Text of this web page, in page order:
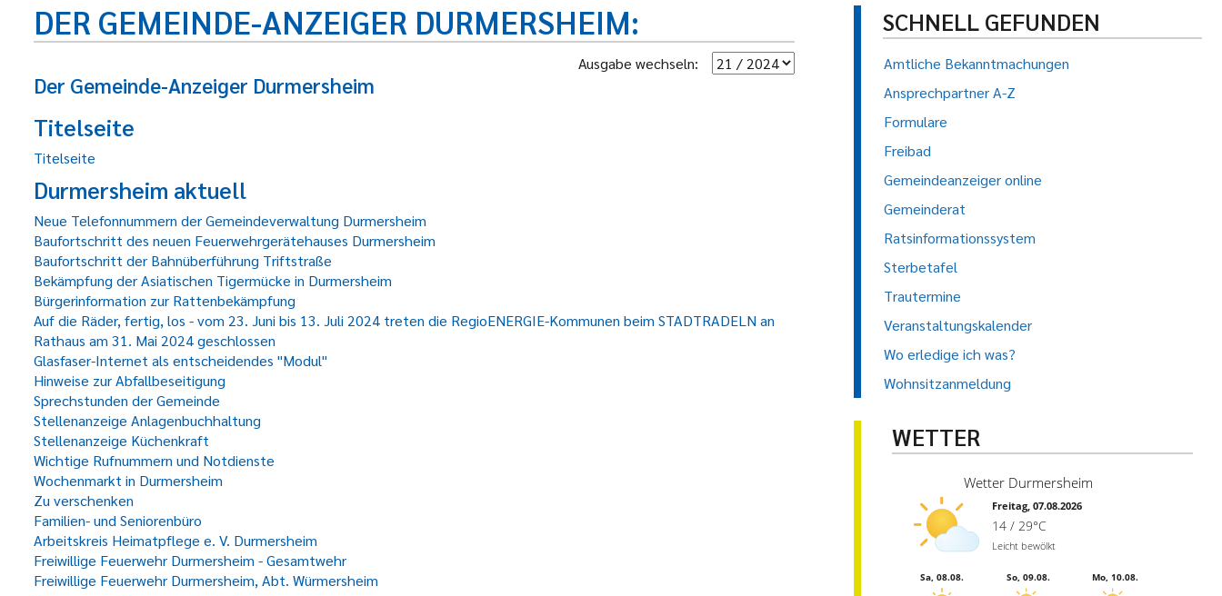
DER GEMEINDE-ANZEIGER DURMERSHEIM
Ausgabe wechseln:
Der Gemeinde-Anzeiger Durmersheim
Titelseite
Titelseite
Durmersheim aktuell
Neue Telefonnummern der Gemeindeverwaltung Durmersheim
Baufortschritt des neuen Feuerwehrgerätehauses Durmersheim
Baufortschritt der Bahnüberführung Triftstraße
Bekämpfung der Asiatischen Tigermücke in Durmersheim
Bürgerinformation zur Rattenbekämpfung
Auf die Räder, fertig, los - vom 23. Juni bis 13. Juli 2024 treten die RegioENERGIE-Kommunen beim STADTRADELN an
Rathaus am 31. Mai 2024 geschlossen
Glasfaser-Internet als entscheidendes "Modul"
Hinweise zur Abfallbeseitigung
Sprechstunden der Gemeinde
Stellenanzeige Anlagenbuchhaltung
Stellenanzeige Küchenkraft
Wichtige Rufnummern und Notdienste
Wochenmarkt in Durmersheim
Zu verschenken
Familien- und Seniorenbüro
Arbeitskreis Heimatpflege e. V. Durmersheim
Freiwillige Feuerwehr Durmersheim - Gesamtwehr
Freiwillige Feuerwehr Durmersheim, Abt. Würmersheim
SCHNELL GEFUNDEN
Amtliche Bekanntmachungen
Ansprechpartner A-Z
Formulare
Freibad
Gemeindeanzeiger online
Gemeinderat
Ratsinformationssystem
Sterbetafel
Trautermine
Veranstaltungskalender
Wo erledige ich was?
Wohnsitzanmeldung
WETTER
Wetter Durmersheim
Freitag, 07.08.2026
14 / 29°C
Leicht bewölkt
Sa, 08.08. So, 09.08. Mo, 10.08.